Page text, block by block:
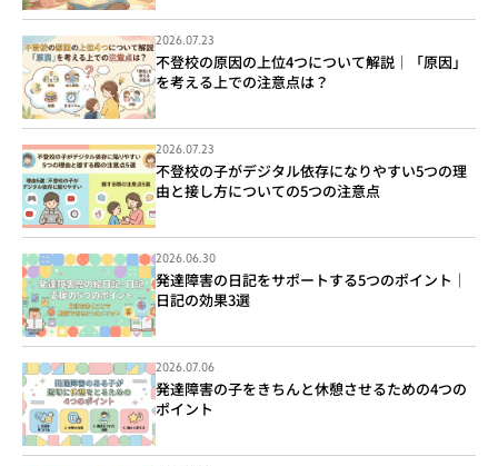
2026.07.23
不登校の原因の上位4つについて解説｜「原因」
を考える上での注意点は？
2026.07.23
不登校の子がデジタル依存になりやすい5つの理
由と接し方についての5つの注意点
2026.06.30
発達障害の日記をサポートする5つのポイント｜
日記の効果3選
2026.07.06
発達障害の子をきちんと休憩させるための4つの
ポイント